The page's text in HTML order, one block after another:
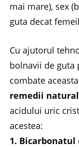
mai mare), sex
guta decat
Cu ajutorul
bolnavii de
combate
remedii
acidului uric
acestea:
1. Bicarbonatul